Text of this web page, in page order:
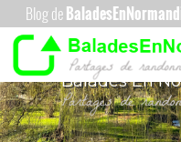
Aller
au
contenu
Balades En